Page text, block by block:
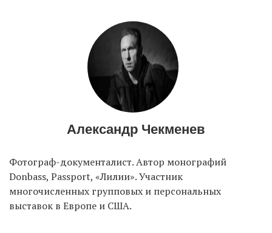
Александр Чекменев
Фотограф-документалист. Автор монографий
Donbass, Passport, «Лилии». Участник
многочисленных групповых и персональных
выставок в Европе и США.